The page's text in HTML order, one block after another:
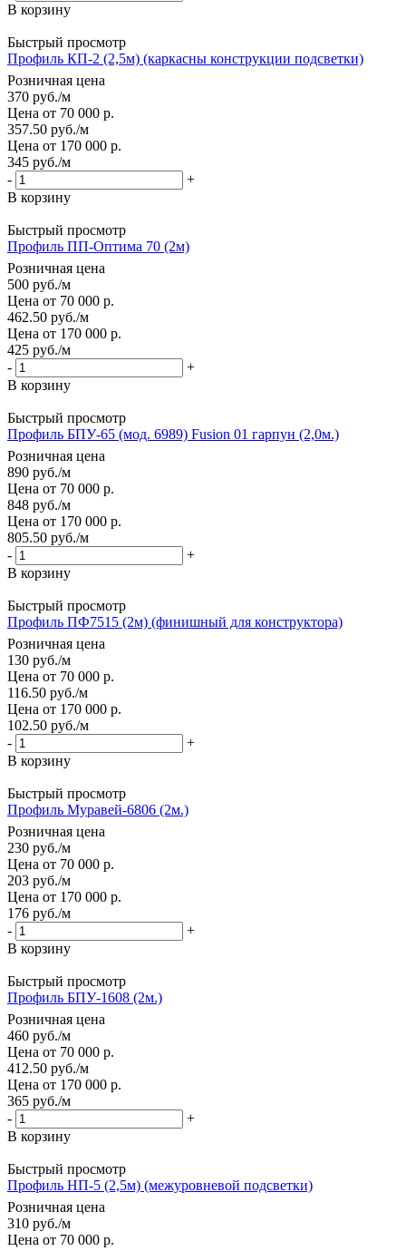
В корзину
Быстрый просмотр
Профиль КП-2 (2,5м) (каркасны конструкции подсветки)
Розничная цена
370 руб./м
Цена от 70 000 р.
357.50 руб./м
Цена от 170 000 р.
345 руб./м
-
+
В корзину
Быстрый просмотр
Профиль ПП-Оптима 70 (2м)
Розничная цена
500 руб./м
Цена от 70 000 р.
462.50 руб./м
Цена от 170 000 р.
425 руб./м
-
+
В корзину
Быстрый просмотр
Профиль БПУ-65 (мод. 6989) Fusion 01 гарпун (2,0м.)
Розничная цена
890 руб./м
Цена от 70 000 р.
848 руб./м
Цена от 170 000 р.
805.50 руб./м
-
+
В корзину
Быстрый просмотр
Профиль ПФ7515 (2м) (финишный для конструктора)
Розничная цена
130 руб./м
Цена от 70 000 р.
116.50 руб./м
Цена от 170 000 р.
102.50 руб./м
-
+
В корзину
Быстрый просмотр
Профиль Муравей-6806 (2м.)
Розничная цена
230 руб./м
Цена от 70 000 р.
203 руб./м
Цена от 170 000 р.
176 руб./м
-
+
В корзину
Быстрый просмотр
Профиль БПУ-1608 (2м.)
Розничная цена
460 руб./м
Цена от 70 000 р.
412.50 руб./м
Цена от 170 000 р.
365 руб./м
-
+
В корзину
Быстрый просмотр
Профиль НП-5 (2,5м) (межуровневой подсветки)
Розничная цена
310 руб./м
Цена от 70 000 р.